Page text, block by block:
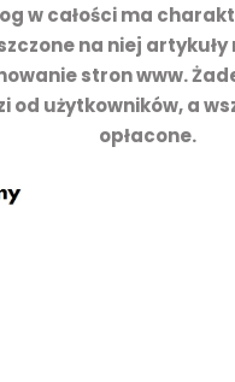
w całości ma
na niej
stron www.
od użytkowników, a
opłacone.